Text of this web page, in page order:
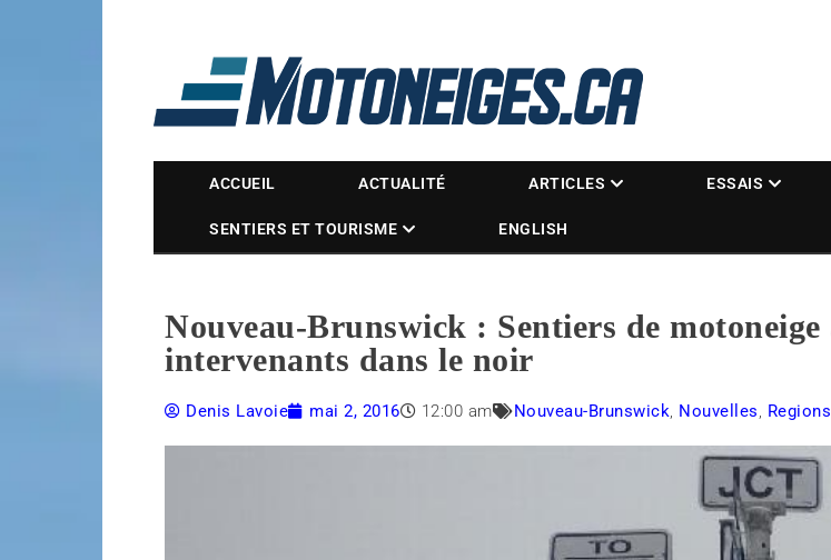
Magazine Motoneiges.ca
ACCUEIL ACTUALITÉ ARTICLES ESSAIS
SENTIERS ET TOURISME ENGLISH
Nouveau-Brunswick : Sentiers de
intervenants dans le noir
Denis Lavoie mai 2, 2016 12:00 am Nouveau-Brunswick, Nouvelles, Regions